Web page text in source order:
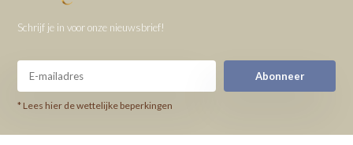
Schrijf je in voor onze nieuwsbrief!
Abonneer
* Lees hier de wettelijke beperkingen